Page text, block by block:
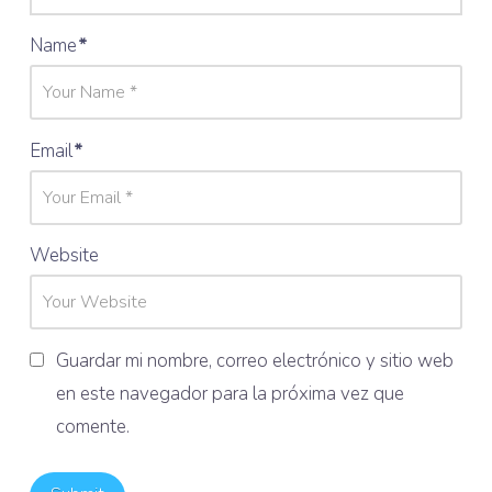
Name*
Email*
Website
Guardar mi nombre, correo electrónico y sitio web
en este navegador para la próxima vez que
comente.